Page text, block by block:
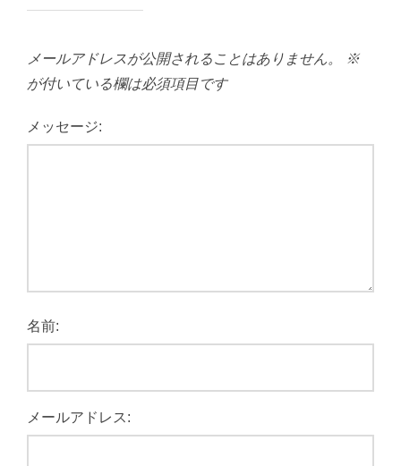
メールアドレスが公開されることはありません。
※
が付いている欄は必須項目です
メッセージ:
名前:
メールアドレス: